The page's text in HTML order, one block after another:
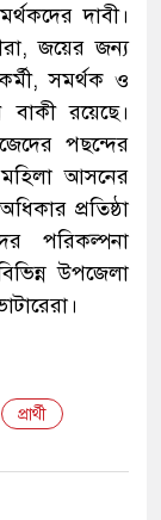
দাবী।
জয়ের জন্য
সমর্থক ও
রয়েছে।
পছন্দের
আসনের
প্রতিষ্ঠা
পরিকল্পনা
উপজেলা
প্রার্থী